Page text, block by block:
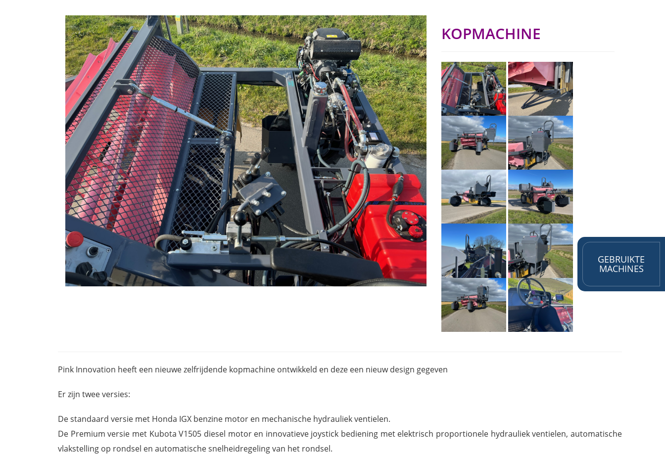
GEBRUIKTE
MACHINES
KOPMACHINE
Pink Innovation heeft een nieuwe zelfrijdende kopmachine ontwikkeld en deze een nieuw design gegeven
Er zijn twee versies:
De standaard versie met Honda IGX benzine motor en mechanische hydrauliek ventielen.
De Premium versie met Kubota V1505 diesel motor en innovatieve joystick bediening met elektrisch proportionele hydrauliek ventielen, automatische
vlakstelling op rondsel en automatische snelheidregeling van het rondsel.